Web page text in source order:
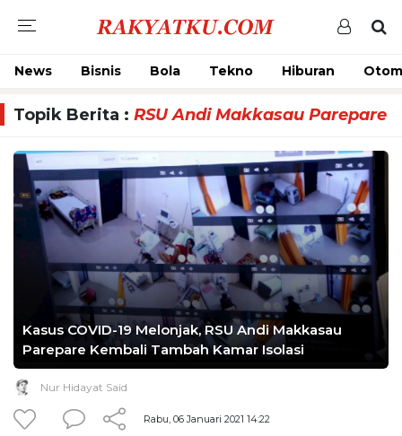
News Bisnis Bola Tekno Hiburan
Topik Berita : RSU Andi Makkasau Parepare
Kasus COVID-19 Melonjak, RSU Andi Makkasau
Parepare Kembali Tambah Kamar Isolasi
Nur Hidayat Said
Rabu, 06 Januari 2021 14:22